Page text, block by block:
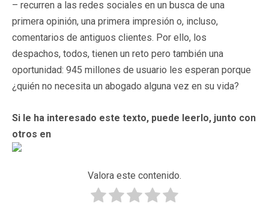
– recurren a las redes sociales en un busca de una
primera opinión, una primera impresión o, incluso,
comentarios de antiguos clientes. Por ello, los
despachos, todos, tienen un reto pero también una
oportunidad: 945 millones de usuario les esperan porque
¿quién no necesita un abogado alguna vez en su vida?
Si le ha interesado este texto, puede leerlo, junto con
otros en
Valora este contenido.